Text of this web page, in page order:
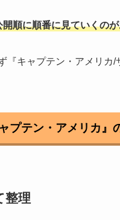
開順に順番に見ていくの
『キャプテン・アメリカ/
プテン・アメリカ』
整理